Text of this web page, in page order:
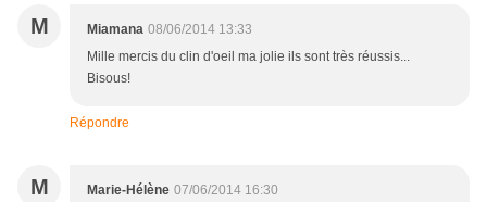
M Miamana 08/06/2014 13:33
Mille mercis du clin d'oeil ma jolie ils sont très réussis...
Bisous!
Répondre
M Marie-Hélène 07/06/2014 16:30